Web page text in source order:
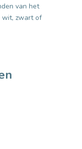
van het
wit, zwart of